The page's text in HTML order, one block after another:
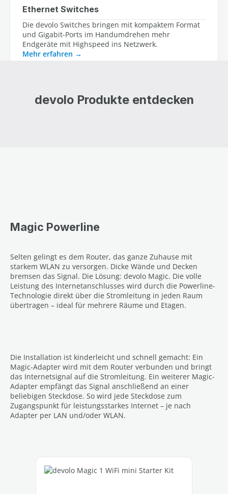
Ethernet Switches
Die devolo Switches bringen mit kompaktem Format
und Gigabit-Ports im Handumdrehen mehr
Endgeräte mit Highspeed ins Netzwerk.
Mehr erfahren
devolo Produkte entdecken
Magic Powerline
Selten gelingt es dem Router, das ganze Zuhause mit
starkem WLAN zu versorgen. Dicke Wände und Decken
bremsen das Signal. Die Lösung: devolo Magic. Die volle
Leistung des Internetanschlusses wird durch die Powerline-
Technologie direkt über die Stromleitung in jeden Raum
übertragen – ideal für mehrere Räume und Etagen.
Die Installation ist kinderleicht und schnell gemacht: Ein
Magic-Adapter wird mit dem Router verbunden und bringt
das Internetsignal auf die Stromleitung. Ein weiterer Magic-
Adapter empfängt das Signal anschließend an einer
beliebigen Steckdose. So wird jede Steckdose zum
Zugangspunkt für leistungsstarkes Internet – je nach
Adapter per LAN und/oder WLAN.
Produktgalerie überspringen